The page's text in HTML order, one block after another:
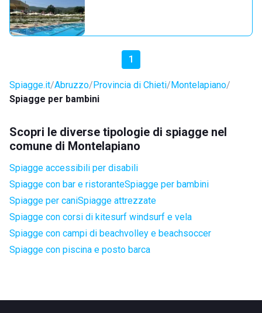
1
Spiagge.it Abruzzo Provincia di Chieti Montelapiano
Spiagge per bambini
Scopri le diverse tipologie di spiagge nel
comune di Montelapiano
Spiagge accessibili per disabili
Spiagge con bar e ristoranteSpiagge per bambini
Spiagge per caniSpiagge attrezzate
Spiagge con corsi di kitesurf windsurf e vela
Spiagge con campi di beachvolley e beachsoccer
Spiagge con piscina e posto barca